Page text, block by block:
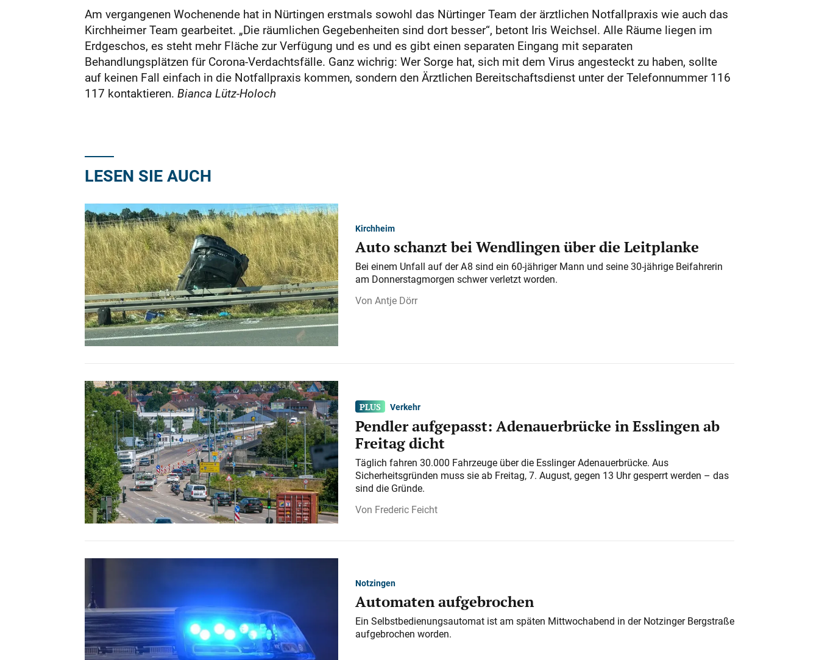
Am vergangenen Wochenende hat in Nürtingen erstmals sowohl das Nürtinger Team der ärztlichen Notfallpraxis wie auch das
Kirchheimer Team gearbeitet. „Die räumlichen Gegebenheiten sind dort besser“, betont Iris Weichsel. Alle Räume liegen im
Erdgeschos, es steht mehr Fläche zur Verfügung und es und es gibt einen separaten Eingang mit separaten
Behandlungsplätzen für Corona-Verdachtsfälle. Ganz wichrig: Wer Sorge hat, sich mit dem Virus angesteckt zu haben, sollte
auf keinen Fall einfach in die Notfallpraxis kommen, sondern den Ärztlichen Bereitschaftsdienst unter der Telefonnummer 116
117 kontaktieren. Bianca Lütz-Holoch
LESEN SIE AUCH
Kirchheim
Auto schanzt bei Wendlingen über die Leitplanke
Bei einem Unfall auf der A 8 sind ein 60-jähriger Mann und seine 30-jährige Beifahrerin
am Donnerstagmorgen schwer verletzt worden.
Antje Dörr
Verkehr
Pendler aufgepasst: Adenauerbrücke in Esslingen ab
Freitag dicht
Täglich fahren 30.000 Fahrzeuge über die Esslinger Adenauerbrücke. Aus
Sicherheitsgründen muss sie ab Freitag, 7. August, gegen 13 Uhr gesperrt werden – das
sind die Gründe.
Frederic Feicht
Notzingen
Automaten aufgebrochen
Ein Selbstbedienungsautomat ist am späten Mittwochabend in der Notzinger Bergstraße
aufgebrochen worden.